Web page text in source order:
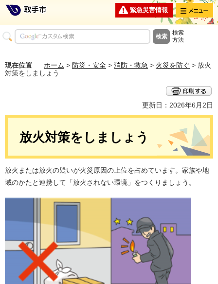
緊急災害情報 メニュー
検索
方法
現在位置 ホーム > 防災・安全 > 消防・救急 > 火災を防ぐ > 放火
対策をしましょう
更新日：2026年6月2日
放火対策をしましょう
放火または放火の疑いが火災原因の上位を占めています。家族や地
域のかたと連携して「放火されない環境」をつくりましょう。